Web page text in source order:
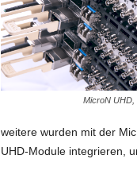
MicroN UHD,
weitere wurden mit der
UHD-Module integrieren,